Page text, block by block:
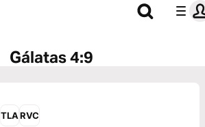
Gálatas 4:9
TLARVC